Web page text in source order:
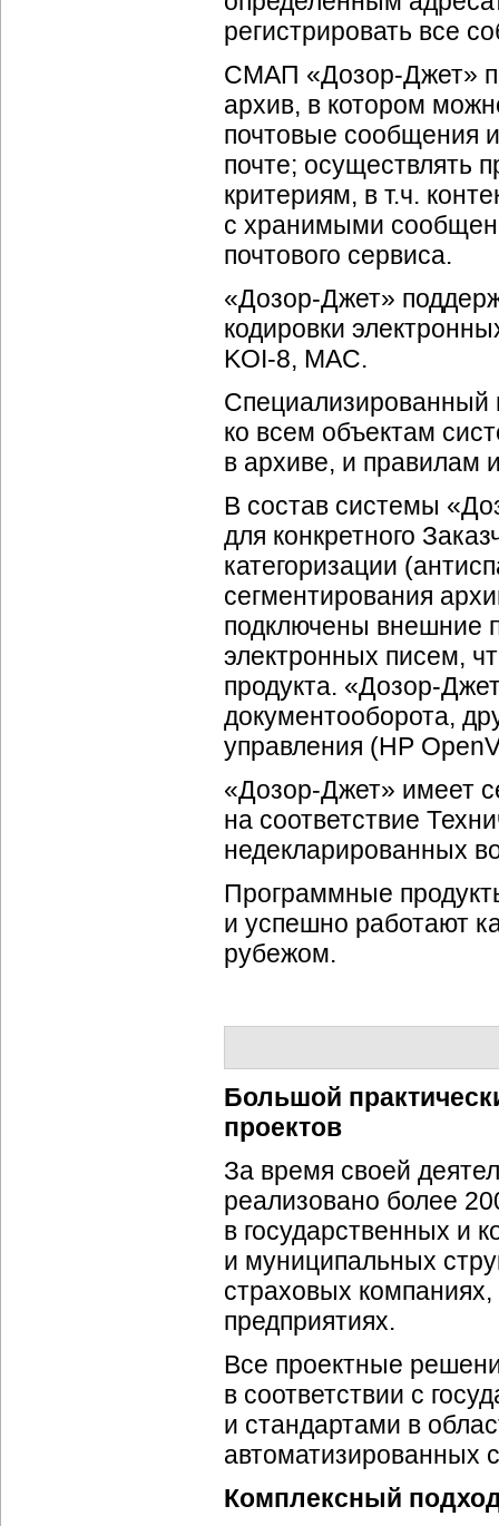
регистрировать все
СМАП «Дозор-Джет»
архив, в котором
почтовые сообщения
почте; осуществлять
критериям, в т.ч.
с хранимыми
почтового сервиса.
«Дозор-Джет»
кодировки
KOI-8, МAC.
Специализированный
ко всем объектам
в архиве, и правилам
В состав системы «
для конкретного
категоризации
сегментирования
подключены внешние
электронных писем,
продукта. «Дозор-
документооборота,
управления (HP
«Дозор-Джет» имеет
на соответствие
недекларированных
Программные
и успешно работают
рубежом.
Большой
проектов
За время своей
реализовано более
в государственных и
и муниципальных
страховых
предприятиях.
Все проектные
в соответствии с
и стандартами в
автоматизированных
Комплексный